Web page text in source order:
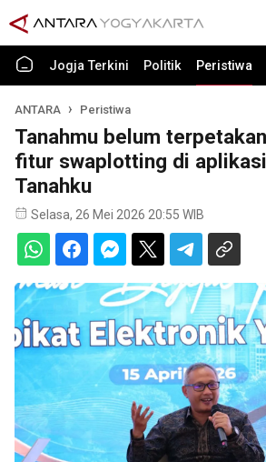
Jogja Terkini Politik Peristiwa
ANTARA Peristiwa
Tanahmu belum
fitur swaplotting di
Tanahku
Selasa, 26 Mei 2026 20:55 WIB